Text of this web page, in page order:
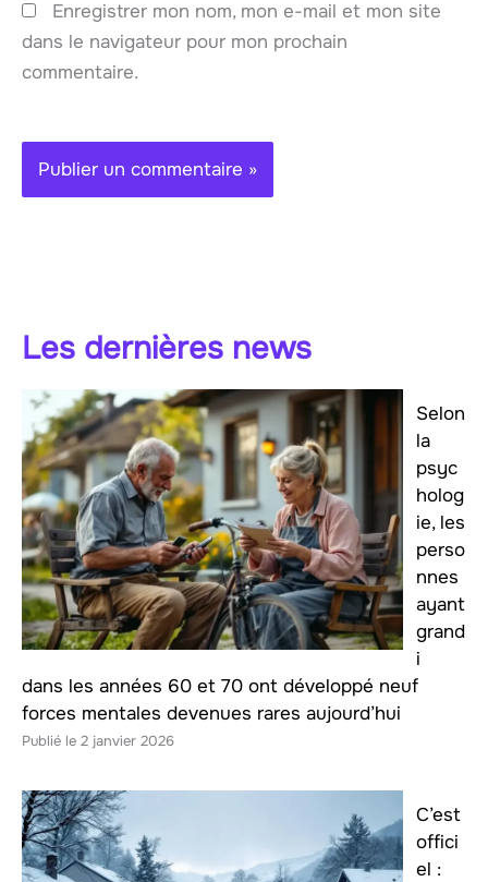
Enregistrer mon nom, mon e-mail et mon site
dans le navigateur pour mon prochain
commentaire.
Les dernières news
Selon
la
psyc
holog
ie, les
perso
nnes
ayant
grand
i
dans les années 60 et 70 ont développé neuf
forces mentales devenues rares aujourd’hui
2 janvier 2026
C’est
offici
el :